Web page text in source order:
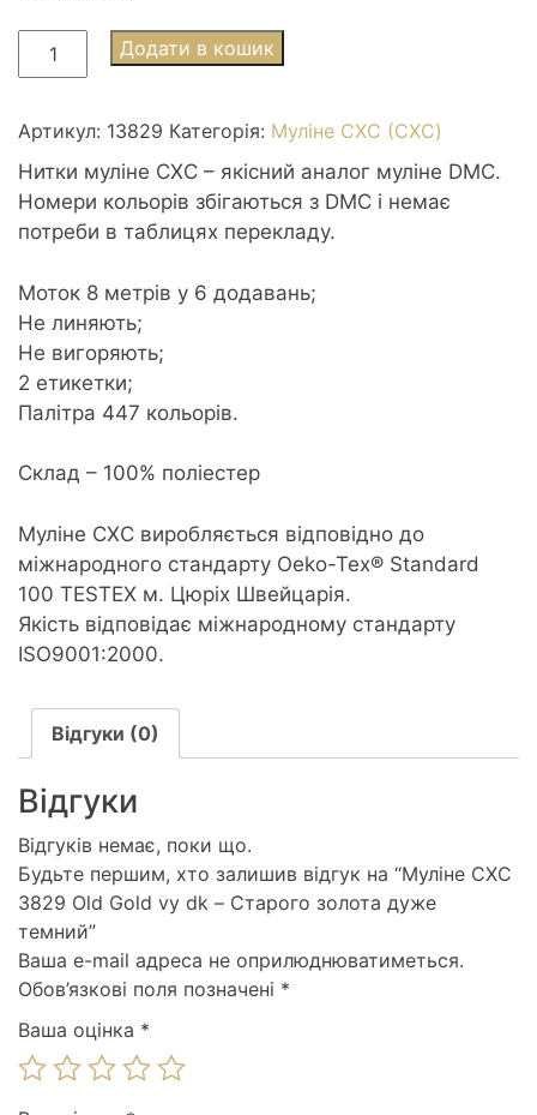
Муліне
СХС
Old
Gold
vy
dk
-
золота
дуже
темний
кількість
Додати в кошик
Артикул: 13829 Категорія: Муліне СХС (CXC)
Нитки муліне СХС – якісний аналог муліне DMC.
Номери кольорів збігаються з DMC і немає
потреби в таблицях перекладу.
Моток 8 метрів у 6 додавань;
Не линяють;
Не вигоряють;
2 етикетки;
Палітра 447 кольорів.
Склад – 100% поліестер
Муліне CXC виробляється відповідно до
міжнародного стандарту Oeko-Tex® Standard
100 TESTEX м. Цюріх Швейцарія.
Якість відповідає міжнародному стандарту
ISO9001:2000.
Відгуки (0)
Відгуки
Відгуків немає, поки що.
Будьте першим, хто залишив відгук на “Муліне СХС
3829 Old Gold vy dk – Старого золота дуже
темний”
Ваша e-mail адреса не оприлюднюватиметься.
Обов’язкові поля позначені *
Ваша оцінка *